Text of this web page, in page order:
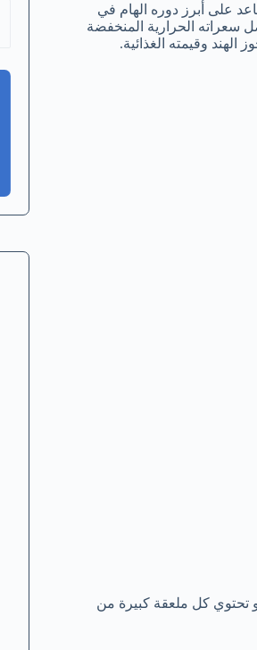
على أبرز دوره الهام في
سعراته الحرارية المنخفضة
وقيمته الغذائية.
جميعها من الدهون. و تحتوي كل ملعقة كبيرة من